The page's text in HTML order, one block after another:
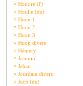
¤ Honoré (l')
¤ Houlle (du)
¤ Huon 1
¤ Huon 2
¤ Huon 3
¤ Huon divers
¤ Hémery
¤ Jeannin
¤ Jehan
¤ Jourdain divers
¤ Juch (du)